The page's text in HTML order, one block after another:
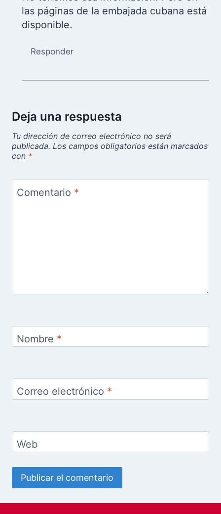
las páginas de la embajada cubana está
disponible.
Responder
Deja una respuesta
Tu dirección de correo electrónico no será
publicada. Los campos obligatorios están marcados
con *
Comentario *
Nombre *
Correo electrónico *
Web